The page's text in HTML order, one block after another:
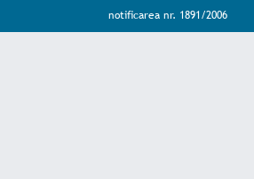
notificarea nr. 1891/2006